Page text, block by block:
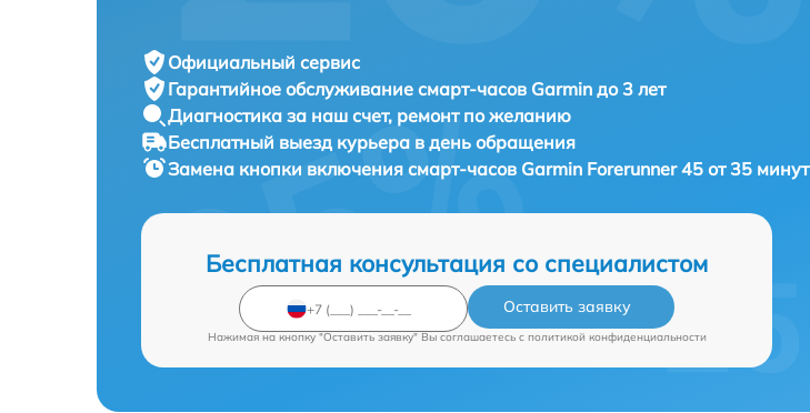
Официальный сервис
Гарантийное обслуживание смарт-часов Garmin до 3 лет
Диагностика за наш счет, ремонт по желанию
Бесплатный выезд курьера в день обращения
Замена кнопки включения смарт-часов Garmin Forerunner 45 от 35 минут
Бесплатная консультация со специалистом
Оставить заявку
Нажимая на кнопку "Оставить заявку" Вы соглашаетесь c политикой конфиденциальности